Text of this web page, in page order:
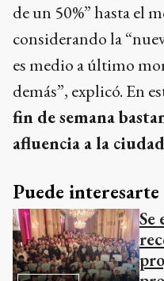
de un 50%” hasta el
considerando la
es medio a último
demás”, explicó. En
fin de semana
afluencia a la
Puede interesarte
Se